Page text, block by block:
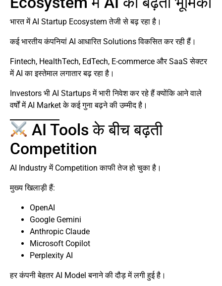
भारत में AI Startup Ecosystem तेजी से बढ़ रहा है।
कई भारतीय कंपनियां AI आधारित Solutions विकसित कर रही हैं।
Fintech, HealthTech, EdTech, E-commerce और SaaS सेक्टर
में AI का इस्तेमाल लगातार बढ़ रहा है।
Investors भी AI Startups में भारी निवेश कर रहे हैं क्योंकि आने वाले
वर्षों में AI Market के कई गुना बढ़ने की उम्मीद है।
AI Tools के बीच बढ़ती
Competition
AI Industry में Competition काफी तेज हो चुका है।
मुख्य खिलाड़ी हैं:
OpenAI
Google Gemini
Anthropic Claude
Microsoft Copilot
Perplexity AI
हर कंपनी बेहतर AI Model बनाने की दौड़ में लगी हुई है।